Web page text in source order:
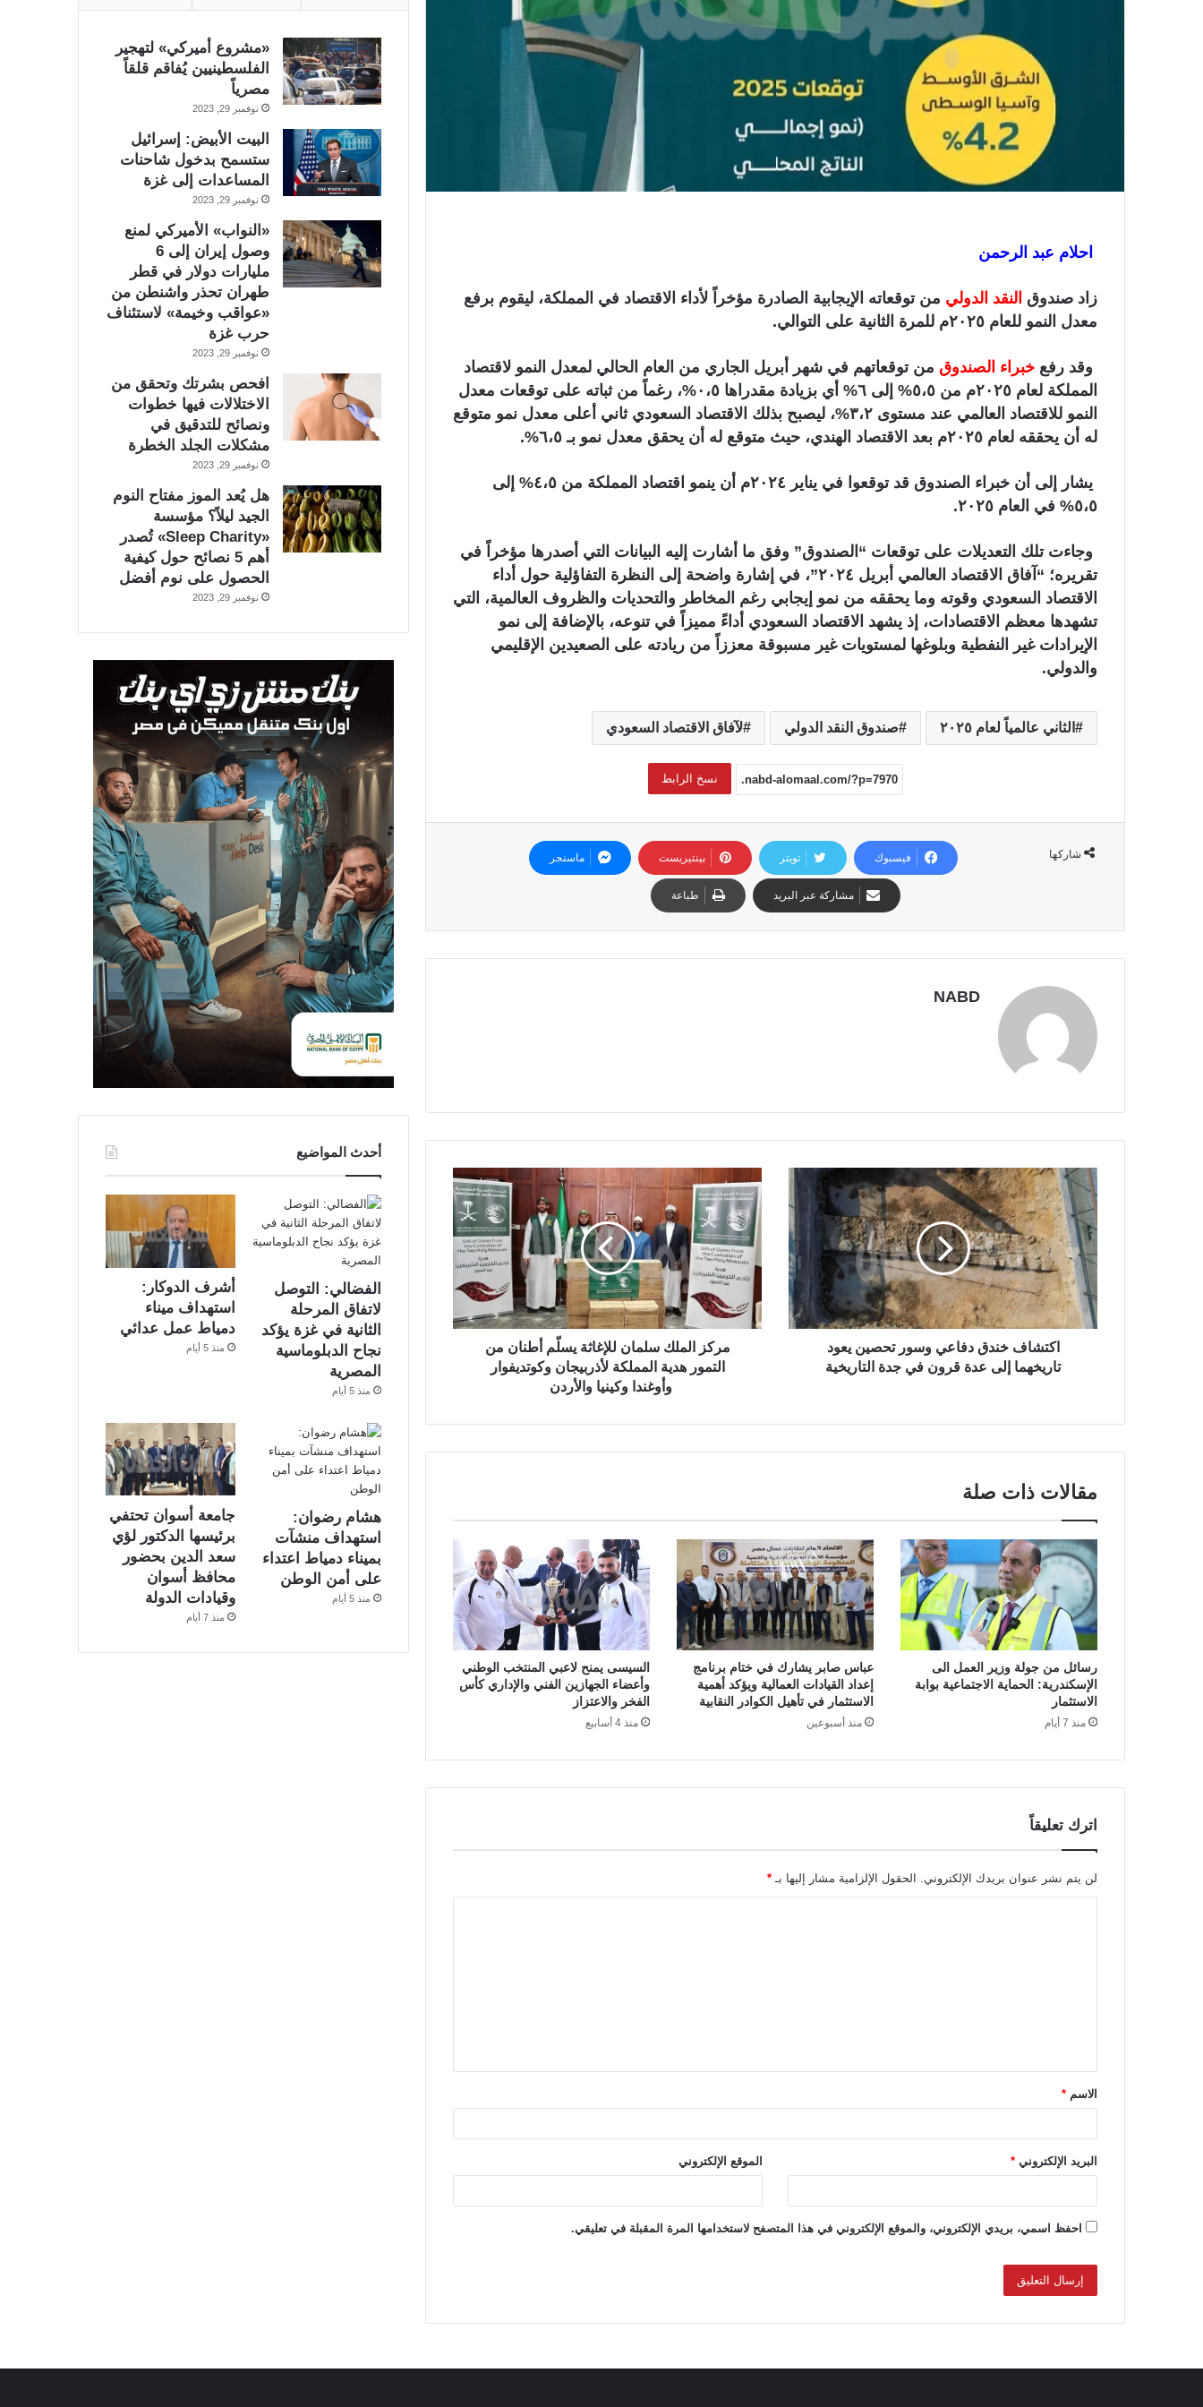
و
ي
ا
زاد صندوق النقد الدولي من توقعاته الإيجابية الصادرة مؤخراً لأداء الاقتصاد في المملكة، ليقوم برفع
معدل النمو للعام ٢٠٢٥م للمرة الثانية على التوالي.
وقد رفع خبراء الصندوق من توقعاتهم في شهر أبريل الجاري من العام الحالي لمعدل النمو لاقتصاد
المملكة لعام ٢٠٢٥م من ٥،٥% إلى ٦% أي بزيادة مقدراها ٠،٥%، رغماً من ثباته على توقعات معدل
النمو للاقتصاد العالمي عند مستوى ٣،٢%، ليصبح بذلك الاقتصاد السعودي ثاني أعلى معدل نمو متوقع
له أن يحققه لعام ٢٠٢٥م بعد الاقتصاد الهندي، حيث متوقع له أن يحقق معدل نمو بـ ٦،٥%.
يشار إلى أن خبراء الصندوق قد توقعوا في يناير ٢٠٢٤م أن ينمو اقتصاد المملكة من ٤،٥% إلى
٥،٥% في العام ٢٠٢٥.
وجاءت تلك التعديلات على توقعات “الصندوق” وفق ما أشارت إليه البيانات التي أصدرها مؤخراً في
تقريره؛ “آفاق الاقتصاد العالمي أبريل ٢٠٢٤”، في إشارة واضحة إلى النظرة التفاؤلية حول أداء
الاقتصاد السعودي وقوته وما يحققه من نمو إيجابي رغم المخاطر والتحديات والظروف العالمية، التي
تشهدها معظم الاقتصادات، إذ يشهد الاقتصاد السعودي أداءً مميزاً في تنوعه، بالإضافة إلى نمو
الإيرادات غير النفطية وبلوغها لمستويات غير مسبوقة معززاً من ريادته على الصعيدين الإقليمي
والدولي.
الثاني عالمياً لعام ٢٠٢٥ صندوق النقد الدولي لآفاق الاقتصاد السعودي
نسخ الرابط
شاركها فيسبوك تويتر بينتيريست ماسنجر
مشاركة عبر البريد طباعة
NABD
اكتشاف خندق دفاعي وسور تحصين يعود
تاريخهما إلى عدة قرون في جدة التاريخية
مركز الملك سلمان للإغاثة يسلّم أطنان من
التمور هدية المملكة لأذربيجان وكوتديفوار
وأوغندا وكينيا والأردن
مقالات ذات صلة
رسائل من جولة وزير العمل الى
الإسكندرية: الحماية الاجتماعية بوابة
الاستثمار
منذ 7 أيام
عباس صابر يشارك في ختام برنامج
إعداد القيادات العمالية ويؤكد أهمية
الاستثمار في تأهيل الكوادر النقابية
منذ أسبوعين
السيسى يمنح لاعبي المنتخب الوطني
وأعضاء الجهازين الفني والإداري كأس
الفخر والاعتزاز
منذ 4 أسابيع
اترك تعليقاً
لن يتم نشر عنوان بريدك الإلكتروني. الحقول الإلزامية مشار إليها بـ *
ق
*الاسم *
البريد الإلكتروني * الموقع الإلكتروني
احفظ اسمي، بريدي الإلكتروني، والموقع الإلكتروني في هذا المتصفح لاستخدامها المرة المقبلة في تعليقي.
«مشروع أميركي» لتهجير
الفلسطينيين يُفاقم قلقاً
مصرياً
نوفمبر 29, 2023
البيت الأبيض: إسرائيل
ستسمح بدخول شاحنات
المساعدات إلى غزة
نوفمبر 29, 2023
«النواب» الأميركي لمنع
وصول إيران إلى 6
مليارات دولار في قطر
طهران تحذر واشنطن من
«عواقب وخيمة» لاستئناف
حرب غزة
نوفمبر 29, 2023
افحص بشرتك وتحقق من
الاختلالات فيها خطوات
ونصائح للتدقيق في
مشكلات الجلد الخطرة
نوفمبر 29, 2023
هل يُعد الموز مفتاح النوم
الجيد ليلاً؟ مؤسسة
«Sleep Charity» تُصدر
أهم 5 نصائح حول كيفية
الحصول على نوم أفضل
نوفمبر 29, 2023
أحدث المواضيع
الفضالي: التوصل
لاتفاق المرحلة
الثانية في غزة يؤكد
نجاح الدبلوماسية
المصرية
منذ 5 أيام
أشرف الدوكار:
استهداف ميناء
دمياط عمل عدائي
منذ 5 أيام
هشام رضوان:
استهداف منشآت
بميناء دمياط اعتداء
على أمن الوطن
منذ 5 أيام
جامعة أسوان تحتفي
برئيسها الدكتور لؤي
سعد الدين بحضور
محافظ أسوان
وقيادات الدولة
منذ 7 أيام